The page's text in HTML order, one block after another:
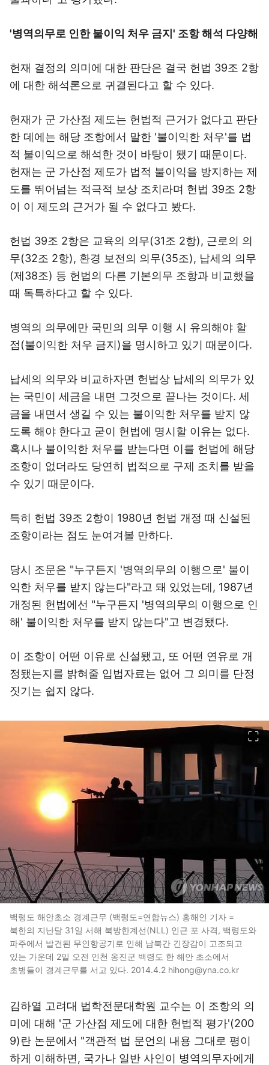
'병역의무로 인한 불이익 처우 금지' 조항 해석 다양해
헌재 결정의 의미에 대한 판단은 결국 헌법 39조 2항
에 대한 해석론으로 귀결된다고 할 수 있다.
헌재가 군 가산점 제도는 헌법적 근거가 없다고 판단
한 데에는 해당 조항에서 말한 '불이익한 처우'를 법
적 불이익으로 해석한 것이 바탕이 됐기 때문이다.
헌재는 군 가산점 제도가 법적 불이익을 방지하는 제
도를 뛰어넘는 적극적 보상 조치라며 헌법 39조 2항
이 이 제도의 근거가 될 수 없다고 봤다.
헌법 39조 2항은 교육의 의무(31조 2항), 근로의 의
무(32조 2항), 환경 보전의 의무(35조), 납세의 의무
(제38조) 등 헌법의 다른 기본의무 조항과 비교했을
때 독특하다고 할 수 있다.
병역의 의무에만 국민의 의무 이행 시 유의해야 할
점(불이익한 처우 금지)을 명시하고 있기 때문이다.
납세의 의무와 비교하자면 헌법상 납세의 의무가 있
는 국민이 세금을 내면 그것으로 끝나는 것이다. 세
금을 내면서 생길 수 있는 불이익한 처우를 받지 않
도록 해야 한다고 굳이 헌법에 명시할 이유는 없다.
혹시나 불이익한 처우를 받는다면 이를 헌법에 해당
조항이 없더라도 당연히 법적으로 구제 조치를 받을
수 있기 때문이다.
특히 헌법 39조 2항이 1980년 헌법 개정 때 신설된
조항이라는 점도 눈여겨볼 만하다.
당시 조문은 "누구든지 '병역의무의 이행으로' 불이
익한 처우를 받지 않는다"라고 돼 있었는데, 1987년
개정된 헌법에선 "누구든지 '병역의무의 이행으로 인
해' 불이익한 처우를 받지 않는다"고 변경됐다.
이 조항이 어떤 이유로 신설됐고, 또 어떤 연유로 개
정됐는지를 밝혀줄 입법자료는 없어 그 의미를 단정
짓기는 쉽지 않다.
백령도 해안초소 경계근무 (백령도=연합뉴스) 홍해인 기자 =
북한의 지난달 31일 서해 북방한계선(NLL) 인근 포 사격, 백령도와
파주에서 발견된 무인항공기로 인해 남북간 긴장감이 고조되고
있는 가운데 2일 오전 인천 옹진군 백령도 한 해안 초소에서
초병들이 경계근무를 서고 있다. 2014.4.2 hihong@yna.co.kr
김하열 고려대 법학전문대학원 교수는 이 조항의 의
미에 대해 '군 가산점 제도에 대한 헌법적 평가'(200
9)란 논문에서 "객관적 법 문언의 내용 그대로 평이
하게 이해하면, 국가나 일반 사인이 병역의무자에게